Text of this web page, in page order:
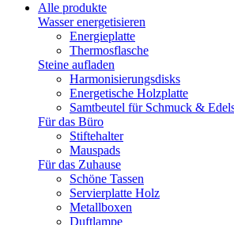
Alle produkte
Wasser energetisieren
Energieplatte​
Thermosflasche
Steine aufladen
Harmonisierungsdisks
Energetische Holzplatte
Samtbeutel für Schmuck &
Für das Büro
Stiftehalter
Mauspads
Für das Zuhause
Schöne Tassen
Servierplatte Holz
Metallboxen
Duftlampe